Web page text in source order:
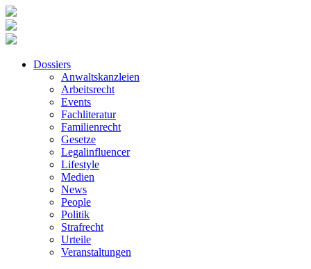
Dossiers
Anwaltskanzleien
Arbeitsrecht
Events
Fachliteratur
Familienrecht
Gesetze
Legalinfluencer
Lifestyle
Medien
News
People
Politik
Strafrecht
Urteile
Veranstaltungen